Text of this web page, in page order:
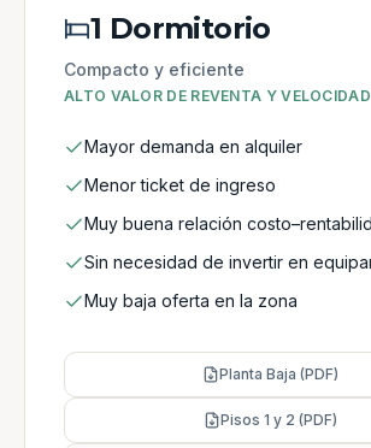
1 Dormitorio
Compacto y eficiente
ALTO VALOR DE REVENTA Y VELOCIDAD
Mayor demanda en alquiler
Menor ticket de ingreso
Muy buena relación
Sin necesidad de invertir en
Muy baja oferta en la zona
Planta Baja (PDF)
Pisos 1 y 2 (PDF)